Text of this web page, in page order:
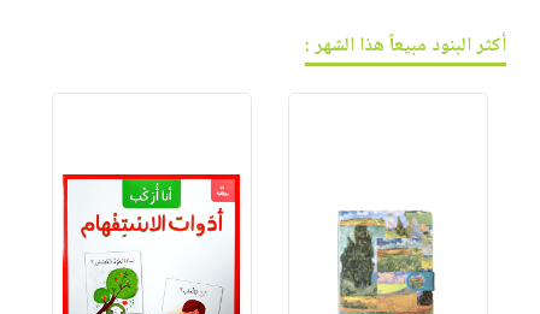
أكثر البنود مبيعاً هذا الشهر :